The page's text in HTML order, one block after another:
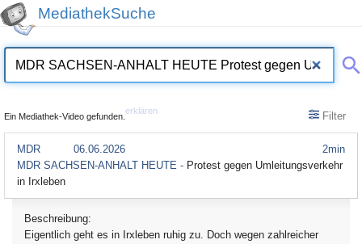
MediathekSuche
Ein Mediathek-Video gefunden.
erklären Filter
2min
MDR
06.06.2026
MDR SACHSEN-ANHALT HEUTE - Protest gegen Umleitungsverkehr
in Irxleben
Beschreibung:
Eigentlich geht es in Irxleben ruhig zu. Doch wegen zahlreicher